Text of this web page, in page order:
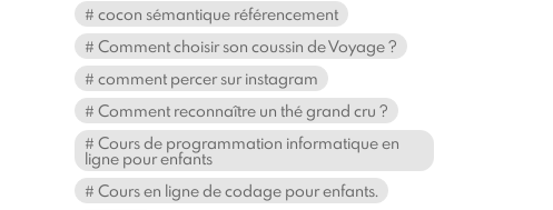
cocon sémantique référencement
Comment choisir son coussin de Voyage ?
comment percer sur instagram
Comment reconnaître un thé grand cru ?
Cours de programmation informatique en
ligne pour enfants
Cours en ligne de codage pour enfants.